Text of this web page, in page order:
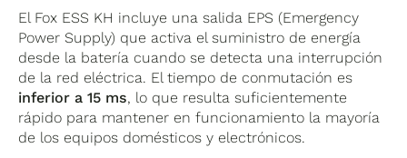
sistemas de baja tensión: las pérdidas en los
cables y en la conversión son menores, y la
eficiencia global del ciclo de carga-descarga
mejora de forma significativa.
La corriente máxima de carga y descarga es de
50 A, lo que permite tasas de carga
relativamente rápidas cuando hay excedente
que permite alcanzar capacidades de
almacenamiento de hasta 33,24 kWhcon las
baterías propias de Fox ESS. Esta escalabilidad
hace que el KH sea una opción válida tanto
para quien empieza con una sola batería y
quiere ampliar en el futuro, como para quien
desde el principio necesita una reserva
El Fox ESS KH incluye una salida EPS (Emergency
Power Supply) que activa el suministro de energía
desde la batería cuando se detecta una interrupción
de la red eléctrica. El tiempo de conmutación es
inferior a 15 ms, lo que resulta suficientemente
rápido para mantener en funcionamiento la mayoría
de los equipos domésticos y electrónicos.